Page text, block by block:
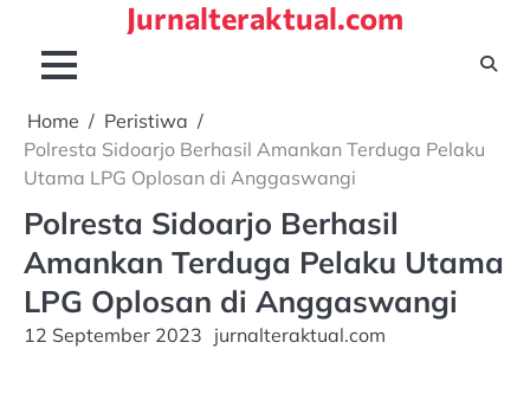
content
Jurnalteraktual.com
Home
Peristiwa
Polresta Sidoarjo Berhasil Amankan Terduga Pelaku
Utama LPG Oplosan di Anggaswangi
Polresta Sidoarjo Berhasil
Amankan Terduga Pelaku Utama
LPG Oplosan di Anggaswangi
12 September 2023 jurnalteraktual.com